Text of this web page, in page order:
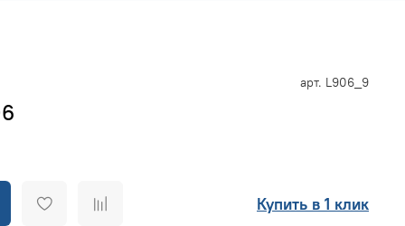
арт. L906_9
Купить в 1 клик